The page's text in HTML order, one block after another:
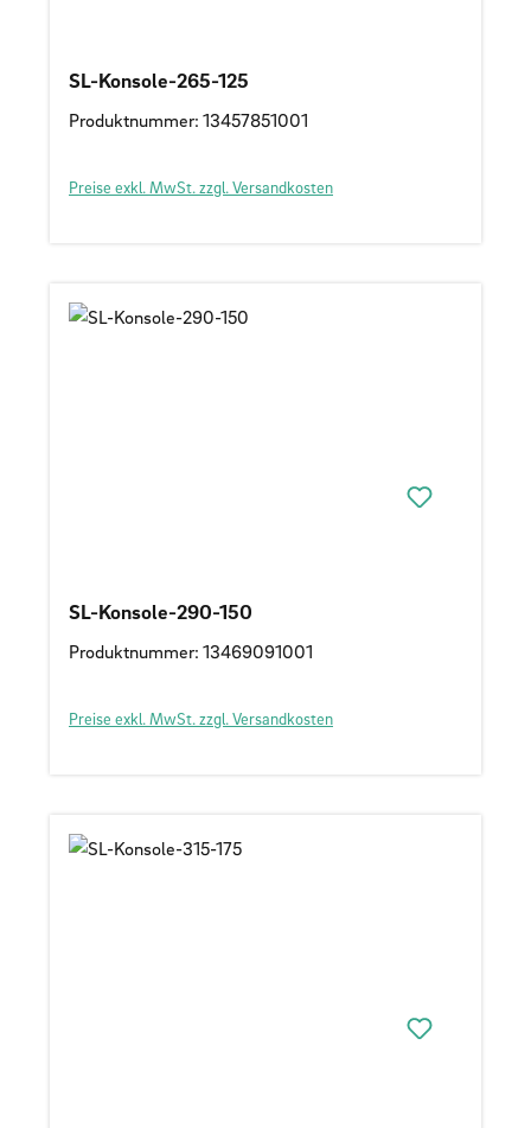
SL-Konsole-265-125
Produktnummer: 13457851001
Preise exkl. MwSt. zzgl. Versandkosten
SL-Konsole-290-150
Produktnummer: 13469091001
Preise exkl. MwSt. zzgl. Versandkosten